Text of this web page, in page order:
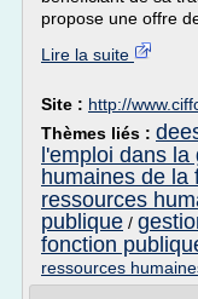
propose une offre
Lire la suite
Site : http://
Thèmes liés :
l'emploi dans
humaines de la
ressources
publique /
fonction
ressources